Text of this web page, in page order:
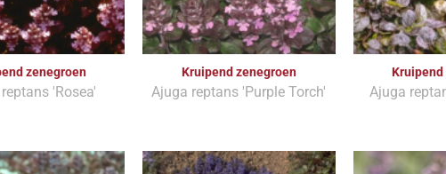
zenegroen
'Rosea'
Kruipend zenegroen
Ajuga reptans 'Purple Torch' Ajuga